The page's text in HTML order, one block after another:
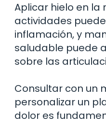
Aplicar hielo en la
actividades
inflamación, y
saludable puede
sobre las
Consultar con un
personalizar un
dolor es